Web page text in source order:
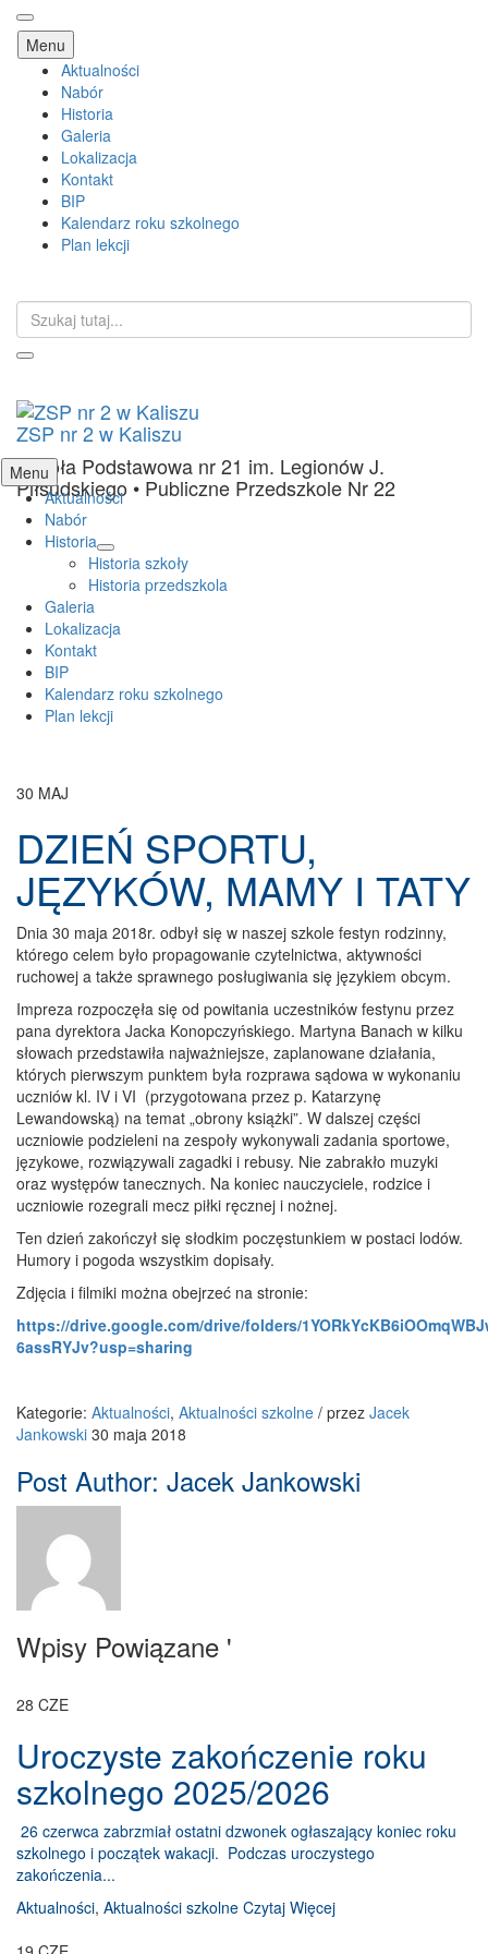
Menu Przejdź
do
treści
Aktualności
Nabór
Historia
Galeria
Lokalizacja
Kontakt
BIP
Kalendarz roku szkolnego
Plan lekcji
Szukaj:
ZSP nr 2 w Kaliszu
Szkoła Podstawowa nr 21 im. Legionów J.
Piłsudskiego • Publiczne Przedszkole Nr 22
Menu Przejdź
do
treści
Aktualności
Nabór
Historia
rozwiń
menu
potomne
Historia szkoły
Historia przedszkola
Galeria
Lokalizacja
Kontakt
BIP
Kalendarz roku szkolnego
Plan lekcji
30 MAJ
DZIEŃ SPORTU,
JĘZYKÓW, MAMY I TATY
Dnia 30 maja 2018r. odbył się w naszej szkole festyn rodzinny,
którego celem było propagowanie czytelnictwa, aktywności
ruchowej a także sprawnego posługiwania się językiem obcym.
Impreza rozpoczęła się od powitania uczestników festynu przez
pana dyrektora Jacka Konopczyńskiego. Martyna Banach w kilku
słowach przedstawiła najważniejsze, zaplanowane działania,
których pierwszym punktem była rozprawa sądowa w wykonaniu
uczniów kl. IV i VI (przygotowana przez p. Katarzynę
Lewandowską) na temat „obrony książki”. W dalszej części
uczniowie podzieleni na zespoły wykonywali zadania sportowe,
językowe, rozwiązywali zagadki i rebusy. Nie zabrakło muzyki
oraz występów tanecznych. Na koniec nauczyciele, rodzice i
uczniowie rozegrali mecz piłki ręcznej i nożnej.
Ten dzień zakończył się słodkim poczęstunkiem w postaci lodów.
Humory i pogoda wszystkim dopisały.
Zdjęcia i filmiki można obejrzeć na stronie:
https://drive.google.com/drive/folders/
6assRYJv?usp=sharing
Kategorie: Aktualności, Aktualności szkolne / przez Jacek
Jankowski 30 maja 2018
Post Author: Jacek Jankowski
Wpisy Powiązane '
28 CZE
Uroczyste zakończenie roku
szkolnego 2025/2026
26 czerwca zabrzmiał ostatni dzwonek ogłaszający koniec roku
szkolnego i początek wakacji. Podczas uroczystego
zakończenia...
Aktualności, Aktualności szkolne Czytaj Więcej